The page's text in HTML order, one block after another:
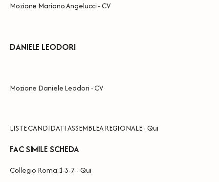
Mozione Mariano Angelucci-CV
DANIELE LEODORI
Mozione Daniele Leodori -CV
LISTE CANDIDATI ASSEMBLEA REGIONALE -Qui
FAC SIMILE SCHEDA
Collegio Roma 1-3-7 -Qui